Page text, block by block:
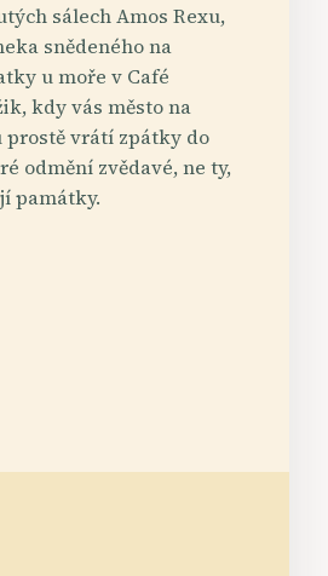
sálech Amos Rexu,
snědeného na
u moře v Café
kdy vás město na
vrátí zpátky do
odmění zvědavé, ne ty,
památky.